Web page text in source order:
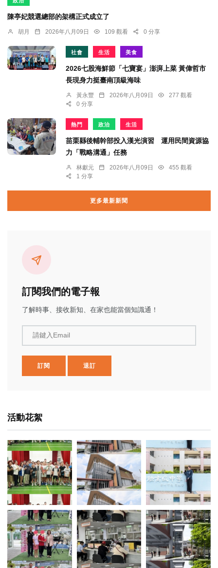
陳亭妃競選總部的架構正式成立了
胡月 2026年八月09日 109 觀看 0 分享
社會 生活 美食
2026七股海鮮節「七寶宴」澎湃上菜 黃偉哲市
長現身力挺臺南頂級海味
黃永豐 2026年八月09日
277 觀看
0 分享
熱門 政治 生活
苗栗縣後輔幹部投入漢光演習 運用民間資源協
力「戰略溝通」任務
林獻元 2026年八月09日
455 觀看
1 分享
更多最新新聞
訂閱我們的電子報
了解時事、接收新知、在家也能當個知識通！
請鍵入Email
訂閱 退訂
活動花絮